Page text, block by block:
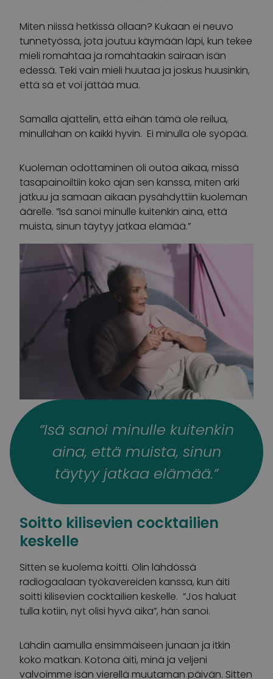
Miten niissä hetkissä ollaan? Kukaan ei neuvo
tunnetyössä, jota joutuu käymään läpi, kun tekee
mieli romahtaa ja romahtaakin sairaan isän
edessä. Teki vain mieli huutaa ja joskus huusinkin,
että sä et voi jättää mua.
Samalla ajattelin, että eihän tämä ole reilua,
minullahan on kaikki hyvin. Ei minulla ole syöpää.
Kuoleman odottaminen oli outoa aikaa, missä
tasapainoiltiin koko ajan sen kanssa, miten arki
jatkuu ja samaan aikaan pysähdyttiin kuoleman
äärelle. ”Isä sanoi minulle kuitenkin aina, että
muista, sinun täytyy jatkaa elämää.”
”Isä sanoi minulle kuitenkin
aina, että muista, sinun
täytyy jatkaa elämää.”
Soitto kilisevien cocktailien
keskelle
Sitten se kuolema koitti. Olin lähdössä
radiogaalaan työkavereiden kanssa, kun äiti
soitti kilisevien cocktailien keskelle. ”Jos haluat
tulla kotiin, nyt olisi hyvä aika”, hän sanoi.
Lähdin aamulla ensimmäiseen junaan ja itkin
koko matkan. Kotona äiti, minä ja veljeni
valvoimme isän vierellä muutaman päivän. Sitten